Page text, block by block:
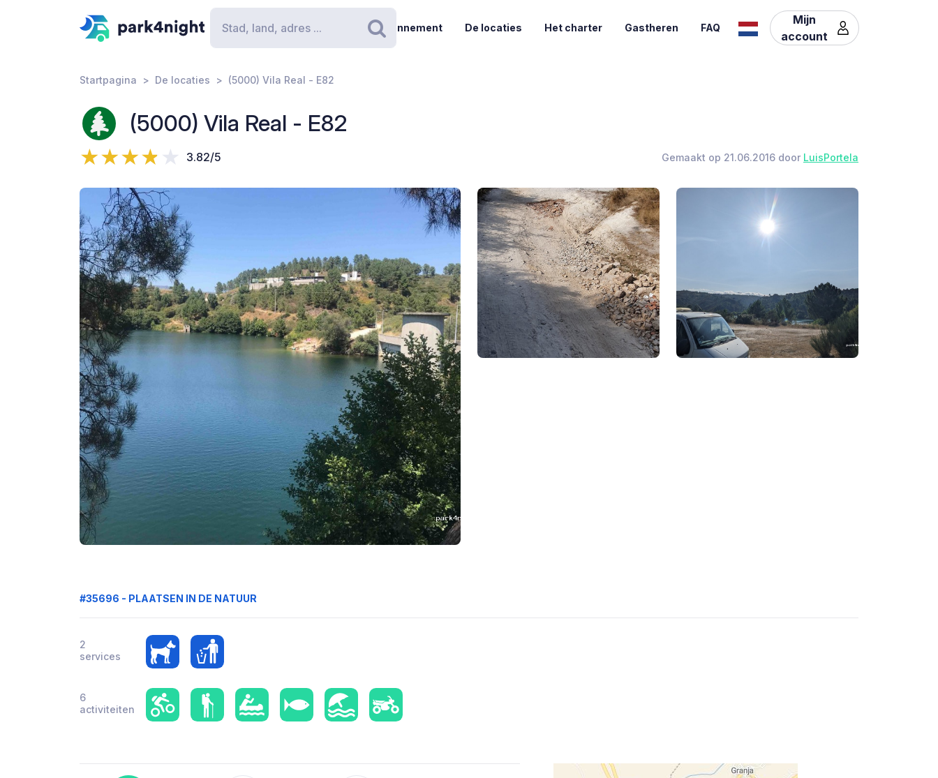
Zoeken
Abonnement De locaties Het charter Gastheren FAQ
Mijn
account
Startpagina De locaties (5000) Vila Real - E82
(5000) Vila Real - E82
3.82/5 Gemaakt op 21.06.2016 door LuisPortela
#35696 - PLAATSEN IN DE NATUUR
2
services
6
activiteiten